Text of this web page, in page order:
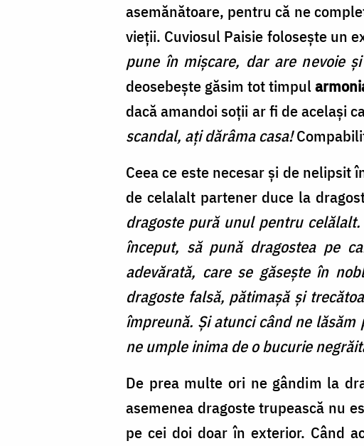
asemănătoare, pentru că ne
vieții. Cuviosul Paisie folosește un
pune în mișcare, dar are nevoie
deosebește găsim tot timpul
dacă amandoi soții ar fi de același
scandal, ați dărâma casa!
Ceea ce este necesar și de
de celalalt partener duce la
dragoste pură unul pentru
început, să pună dragostea pe
adevărată, care se găsește în
dragoste falsă, pătimașă și
împreună. Și atunci când ne
ne umple inima de o bucurie
De prea multe ori ne gândim la
asemenea dragoste trupească nu
pe cei doi doar în exterior. Când